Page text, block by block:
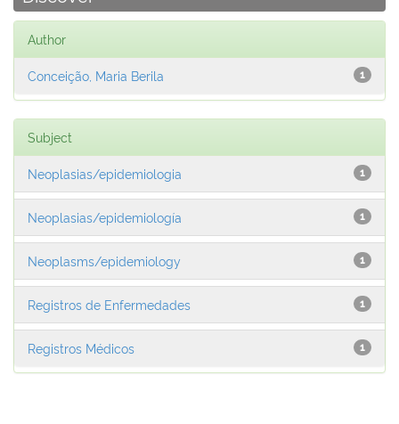
Author
1
Conceição, Maria Berila
Subject
1
Neoplasias/epidemiologia
1
Neoplasias/epidemiología
1
Neoplasms/epidemiology
1
Registros de Enfermedades
1
Registros Médicos